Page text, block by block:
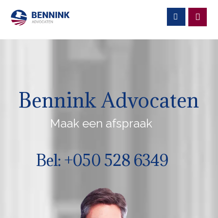
Bennink Advocaten
Maak een afspraak
Bel: +050 528 6349